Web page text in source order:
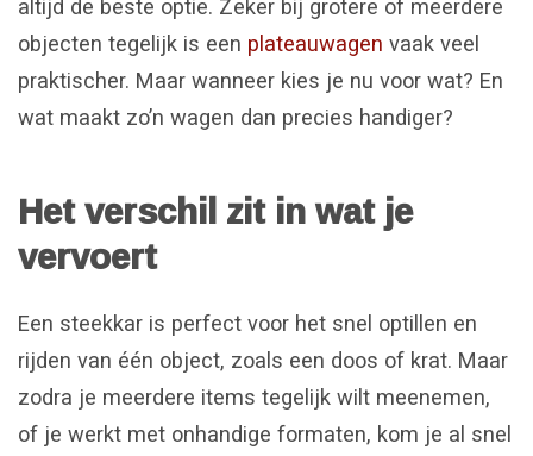
altijd de beste optie. Zeker bij grotere of meerdere
objecten tegelijk is een plateauwagen vaak veel
praktischer. Maar wanneer kies je nu voor wat? En
wat maakt zo’n wagen dan precies handiger?
Het verschil zit in wat je
vervoert
Een steekkar is perfect voor het snel optillen en
rijden van één object, zoals een doos of krat. Maar
zodra je meerdere items tegelijk wilt meenemen,
of je werkt met onhandige formaten, kom je al snel